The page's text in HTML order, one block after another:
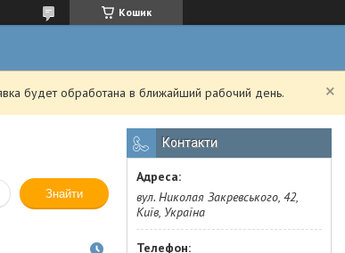
Кошик
будет обработана в ближайший рабочий день.
Знайти
Контакти
вул. Николая Закревського, 42,
Київ, Україна